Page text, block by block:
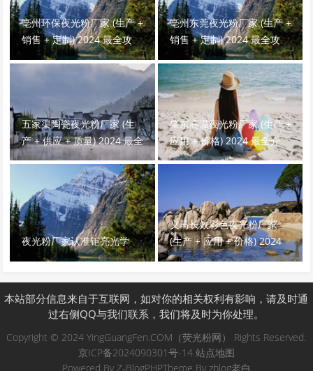
亳州环保夜光粉厂家 (生产 +
销售 + 定制) 2024 最全攻
略！
亳州东莞夜光粉厂家 (生产 +
销售 + 定制) 2024 最全攻
略！
五家渠陶瓷夜光粉厂家 (生
产 + 供应 + 质量) 2024 最全
介绍！
肇东高温夜光粉厂家 (生产 +
应用 + 价格) 2024 最全介
绍！
夜光粉厂家认准钜亮光学
义马长效彩色夜光粉厂家
(生产 + 应用 + 价格) 2024
最全攻略！
本站部分信息来自于互联网，如对你的相关权利有影响，请及时通
过右侧QQ与我们联系，我们将及时为你处理。
Copyright © 2024 YingGuangFen.COM（荧光粉网） Rights Reserved.
京ICP备2024090301号-14 站点地图
Powered By Z-BlogPHPTheme By zblog老白